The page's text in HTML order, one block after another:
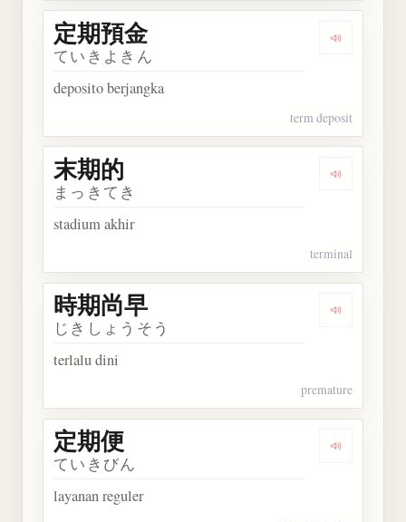
Dengarkan
定期預金
ていきよきん
deposito berjangka
term deposit
Dengarkan
末期的
まっきてき
stadium akhir
terminal
Dengarkan
時期尚早
じきしょうそう
terlalu dini
premature
Dengarkan
定期便
ていきびん
layanan reguler